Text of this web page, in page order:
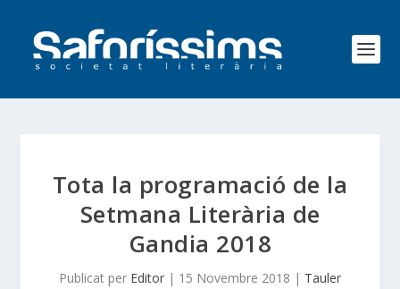
Tota la programació de la
Setmana Literària de
Gandia 2018
Publicat per Editor | 15 Novembre 2018 | Tauler